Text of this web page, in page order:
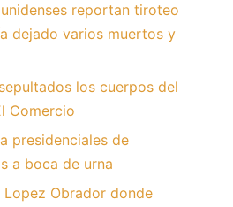
reportan tiroteo
dejado varios muertos y
los cuerpos del
Comercio
presidenciales de
a boca de urna
Obrador donde